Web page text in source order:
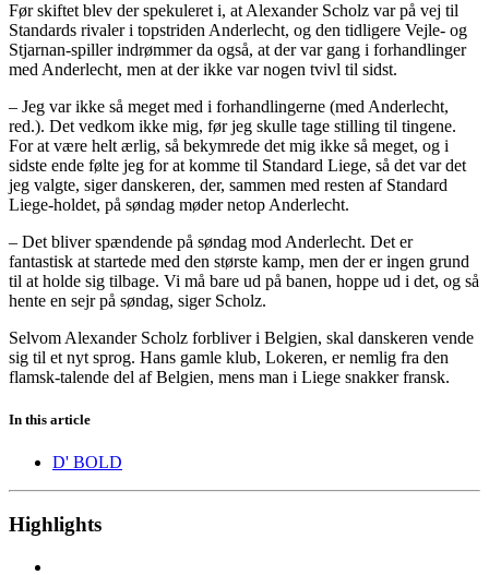
Før skiftet blev der spekuleret i, at Alexander Scholz var på vej til
Standards rivaler i topstriden Anderlecht, og den tidligere Vejle- og
Stjarnan-spiller indrømmer da også, at der var gang i forhandlinger
med Anderlecht, men at der ikke var nogen tvivl til sidst.
– Jeg var ikke så meget med i forhandlingerne (med Anderlecht,
red.). Det vedkom ikke mig, før jeg skulle tage stilling til tingene.
For at være helt ærlig, så bekymrede det mig ikke så meget, og i
sidste ende følte jeg for at komme til Standard Liege, så det var det
jeg valgte, siger danskeren, der, sammen med resten af Standard
Liege-holdet, på søndag møder netop Anderlecht.
– Det bliver spændende på søndag mod Anderlecht. Det er
fantastisk at startede med den største kamp, men der er ingen grund
til at holde sig tilbage. Vi må bare ud på banen, hoppe ud i det, og så
hente en sejr på søndag, siger Scholz.
Selvom Alexander Scholz forbliver i Belgien, skal danskeren vende
sig til et nyt sprog. Hans gamle klub, Lokeren, er nemlig fra den
flamsk-talende del af Belgien, mens man i Liege snakker fransk.
In this article
D' BOLD
Highlights